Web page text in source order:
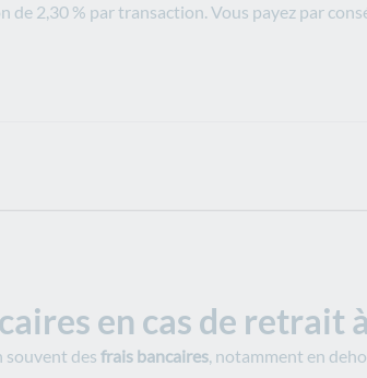
de 2,30 % par transaction. Vous payez par
en cas de retrait
des frais bancaires, notamment en